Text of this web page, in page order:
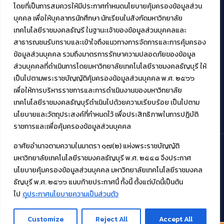
โดยที่เป็นการสมควรให้มีประกาศกำหนดนโยบายคุ้มครองข้อมูลส่วน
บุคคล เพื่อให้บุคลากรนักศึกษา นักเรียนในสังกัดมหาวิทยาลัย
เทคโนโลยีราชมงคลธัญรี ในฐานะเจ้าของข้อมูลส่วนบุคคลและ
สาธารณชนรับทราบและเข้าใจถึงแนวทางการจัดการและการคุ้มครอง
ข้อมูลส่วนบุคคล รวมถึงมาตรการรักษาความปลอดภัยของข้อมูล
ส่วนบุคคลที่ดำเนินการโดยมหาวิทยาลัยเทคโนโลยีราชมงคลธัญบุรี ให้
เป็นไปตามพระราชบัญญัติคุ้มครองข้อมูลส่วนบุคคล พ.ศ. ๒๕๖๖
เพื่อให้การบริหารราชการและการดำเนินงานของมหาวิทยาลัย
เทคโนโลยีราชมงคลธัญบุรีดำเนินไปด้วยความเรียบร้อย เป็นไปตาม
นโยบายและวัตถุประสงค์ที่กำหนดไว้ เพื่อประสิทธิภาพในการปฏิบัติ
ราชการและเพื่อคุ้มครองข้อมูลส่วนบุคคล
อาศัยอำนาจตามความในมาตรา ๑๗(๒) แห่งพระราชบัญญัติ
มหาวิทยาลัยเทคโนโลยีราชมงคลธัญบุรี พ.ศ. ๒๕๔๘ จึงประกาศ
นโยบายคุ้มครองข้อมูลส่วนบุคคล มหาวิทยาลัยเทคโนโลยีราชมงคล
ธัญบุรี พ.ศ. ๒๕๖๖ แนบท้ายประกาศนี้ ทั้งนี้ ตั้งแต่บัดนี้เป็นต้น
ไป ดูประกาศนโยบายความเป็นส่วนตัว
Customize Reject All Accept All
งานบริการวิชาการให้กับหน่วยงานภายนอก
โครงการส่งเสริมและพัฒนาผู้ประกอบการ SME โดย. มทร.ธัญบุรี
กิจกรรมการเชื่อมโยงเครือข่ายผู้ให้บริการเครื่องจักรกลทางการ
เกษตร ภายใต้โครงการส่งเสริมการรแปรรูปสินค้าเกษตรระดับชุมชน
กรมส่งเสริมอุตสาหกรรม
โครงการยกระดับเศรษฐกิจและสังคมรายตำบลแบบบูรณาการ (1
ตำบล 1 มหาวิทยาลัย)
© 2021 สำนักวิทยบริการและเทคโนโลยีสารสนเทศ มหาวิทยาลัย
เทคโนโลยีราชมงคลธัญบุรี